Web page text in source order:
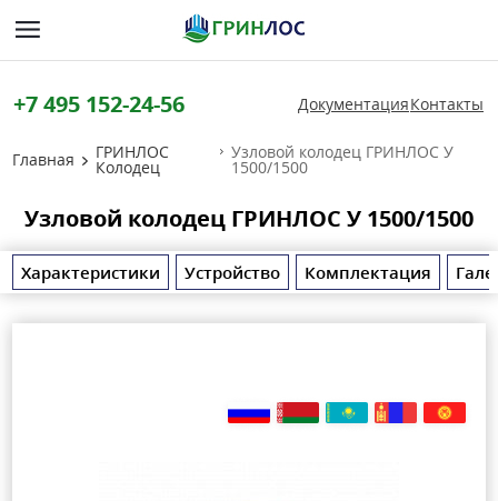
+7 495 152-24-56 ДокументацияКонтакты
Главная ГРИНЛОС
Колодец
Узловой колодец ГРИНЛОС У
1500/1500
Узловой колодец ГРИНЛОС У 1500/1500
Характеристики Устройство Комплектация